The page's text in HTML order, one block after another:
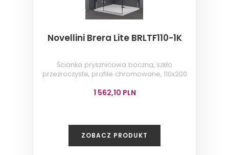
Novellini Brera Lite BRLTF110-1K
Ścianka prysznicowa boczna, szkło
przezroczyste, profile chromowane, 110x200
1 562,10 PLN
ZOBACZ PRODUKT